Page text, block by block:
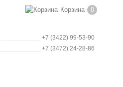
Корзина 0
+7 (3422) 99-53-90
+7 (3472) 24-28-86